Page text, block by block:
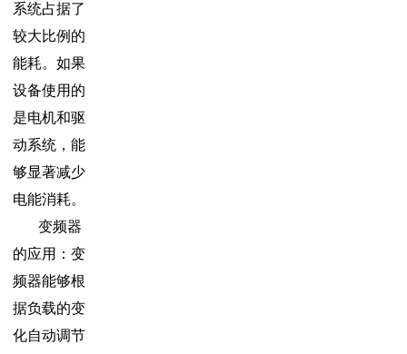
系统占据了
较大比例的
能耗。如果
设备使用的
是电机和驱
动系统，能
够显著减少
电能消耗。
变频器
的应用：变
频器能够根
据负载的变
化自动调节